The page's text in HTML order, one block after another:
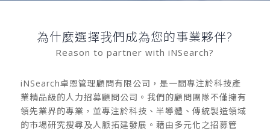
為什麼選擇我們成為您的事業夥伴?
Reason to partner with iNSearch?
iNSearch卓恩管理顧問有限公司，是一間專注於科技產
業精品級的人力招募顧問公司。 我們的顧問團隊不僅擁有
領先業界的專業，並專注於科技、半導體、傳統製造領域
的市場研究搜尋及人脈拓建發展。 藉由多元化之招募管